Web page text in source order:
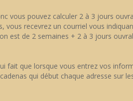
vous pouvez calculer 2 à 3 jours
vous recevrez un courriel vous
est de 2 semaines + 2 à 3 jours
fait que lorsque vous entrez vos
qui début chaque adresse sur